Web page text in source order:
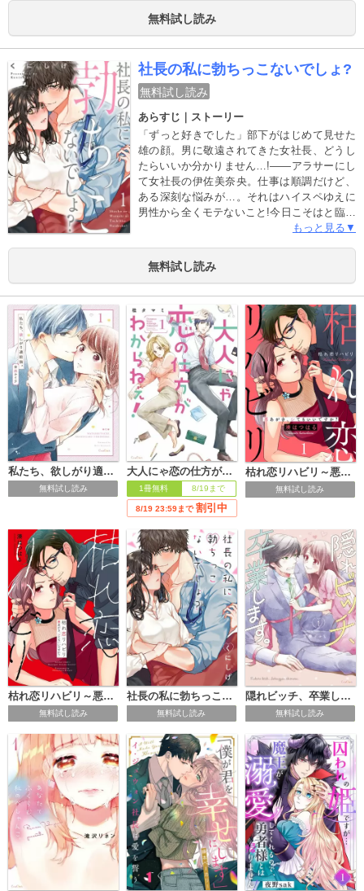
完璧｡抱き締められてキスされて､ついにキタ
と思ったのに……なぜか正体がバレた!?そし
無料試し読み
社長の私に勃ちっこないでしょ?
無料試し読み
あらすじ｜ストーリー
「ずっと好きでした」部下がはじめて見せた
雄の顔。男に敬遠されてきた女社長、どうし
たらいいか分かりません…!――アラサーにし
て女社長の伊佐美奈央。仕事は順調だけど、
ある深刻な悩みが…。それはハイスペゆえに
男性から全くモテないこと!今日こそはと臨ん
だ合コンも見事撃沈、そのうえ強盗に襲われ
下のモサ男・加隈!?――「私になんてどうせ
勃起しないでしょ?」酔った勢い発した一言に
す」って嘘でしょ!?
もっと見る▼
無料試し読み
私たち、欲しがり適齢期。【単行本版】
無料試し読み
大人にゃ恋の仕方がわからねぇ！【単行本版】
1冊無料 8/19まで
8/19 23:59まで 割引中
枯れ恋リハビリ～悪あがき、シてもいいですか？
無料試し読み
枯れ恋リハビリ～悪あがき、シてもいいですか？【単行本版】
無料試し読み
社長の私に勃ちっこないでしょ？【単行本版】
無料試し読み
隠れビッチ、卒業します。【単行本版】
無料試し読み